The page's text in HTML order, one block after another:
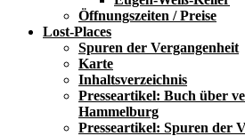
Öffnungszeiten / Preise
Lost-Places
Spuren der Vergangenheit
Karte
Inhaltsverzeichnis
Presseartikel: Buch über
Hammelburg
Presseartikel: Spuren der